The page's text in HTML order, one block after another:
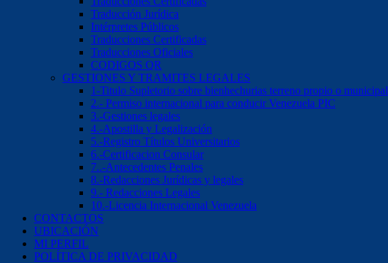
Traducción Jurídica
Intérpretes Públicos
Traducciones Certificadas
Traducciones Oficiales
CODIGOS QR
GESTIONES Y TRAMITES LEGALES
1-Titulo Supletorio sobre bienhechurias terreno propio o municipal
2.- Permiso internacional para conducir Venezuela PIC
3.-Gestiones legales
4.-Apostilla y Legalización
5.-Registro Títulos Universitarios
6.-Certificacion Consular
7..-Antecedentes Penales
8.-Redacciones Jurídicas y legales
9.- Redacciones Legales
10.-Licencia Internacional Venezuela
CONTACTOS
UBICACIÓN
MI PERFIL
POLÍTICA DE PRIVACIDAD